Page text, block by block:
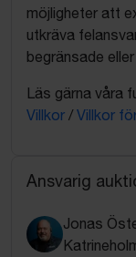
möjligheter att
utkräva
begränsade
Läs gärna våra
Villkor / Villkor
Ansvarig
Jonas